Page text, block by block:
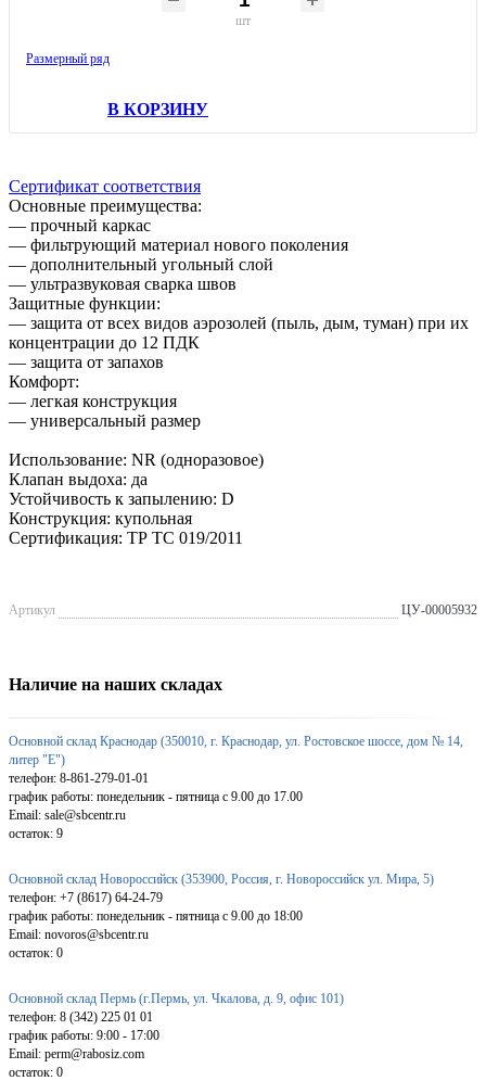
шт
Размерный ряд
В КОРЗИНУ
Сертификат соответствия
Основные преимущества:
— прочный каркас
— фильтрующий материал нового поколения
— дополнительный угольный слой
— ультразвуковая сварка швов
Защитные функции:
— защита от всех видов аэрозолей (пыль, дым, туман) при их
концентрации до 12 ПДК
— защита от запахов
Комфорт:
— легкая конструкция
— универсальный размер
Использование: NR (одноразовое)
Клапан выдоха: да
Устойчивость к запылению: D
Конструкция: купольная
Сертификация: ТР ТС 019/2011
Артикул ЦУ-00005932
Наличие на наших складах
Основной склад Краснодар (350010, г. Краснодар, ул. Ростовское шоссе, дом № 14,
литер "Е")
телефон: 8-861-279-01-01
график работы: понедельник - пятница с 9.00 до 17.00
Email: sale@sbcentr.ru
остаток: 9
Основной склад Новороссийск (353900, Россия, г. Новороссийск ул. Мира, 5)
телефон: +7 (8617) 64-24-79
график работы: понедельник - пятница с 9.00 до 18:00
Email: novoros@sbcentr.ru
остаток: 0
Основной склад Пермь (г.Пермь, ул. Чкалова, д. 9, офис 101)
телефон: 8 (342) 225 01 01
график работы: 9:00 - 17:00
Email: perm@rabosiz.com
остаток: 0